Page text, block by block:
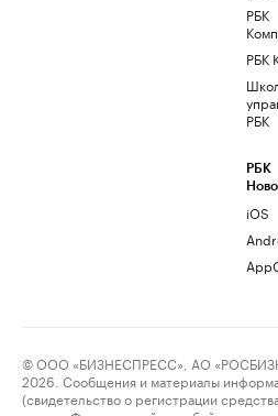
РБК
РБК
РБК
РБК
iOS
© ООО «БИЗНЕСПРЕСС», АО
2026. Сообщения и материалы
(свидетельство о регистрации